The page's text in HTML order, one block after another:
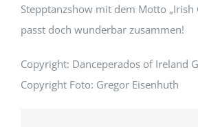
Stepptanzshow mit dem Motto „Irish
passt doch wunderbar zusammen!
Copyright: Danceperados of Ireland
Copyright Foto: Gregor Eisenhuth